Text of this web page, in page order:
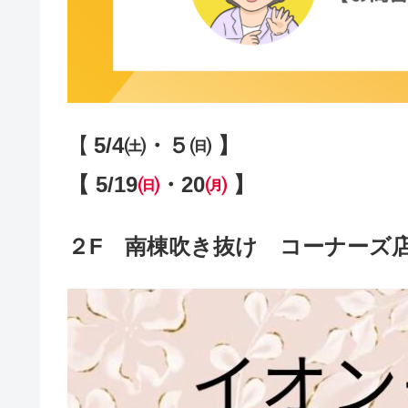
【 5/4㈯・５㈰ 】
【 5/19㈰ ・20㈪ 】
２F 南棟吹き抜け コーナー